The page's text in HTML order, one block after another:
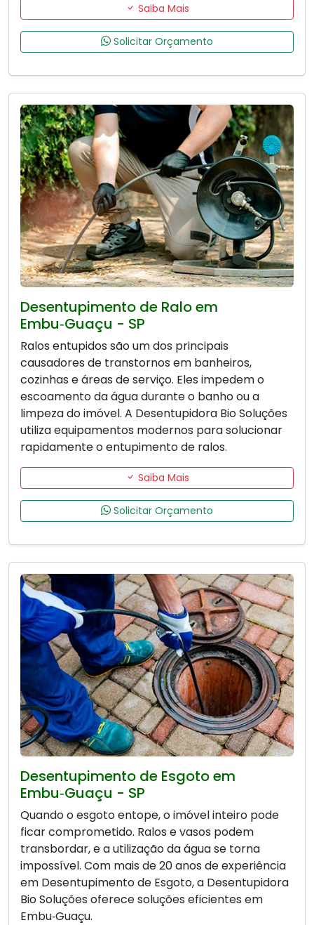
Saiba Mais
Solicitar Orçamento
Desentupimento de Ralo em
Embu‑Guaçu - SP
Ralos entupidos são um dos principais
causadores de transtornos em banheiros,
cozinhas e áreas de serviço. Eles impedem o
escoamento da água durante o banho ou a
limpeza do imóvel. A Desentupidora Bio Soluções
utiliza equipamentos modernos para solucionar
rapidamente o entupimento de ralos.
Saiba Mais
Solicitar Orçamento
Desentupimento de Esgoto em
Embu‑Guaçu - SP
Quando o esgoto entope, o imóvel inteiro pode
ficar comprometido. Ralos e vasos podem
transbordar, e a utilização da água se torna
impossível. Com mais de 20 anos de experiência
em Desentupimento de Esgoto, a Desentupidora
Bio Soluções oferece soluções eficientes em
Embu‑Guaçu.